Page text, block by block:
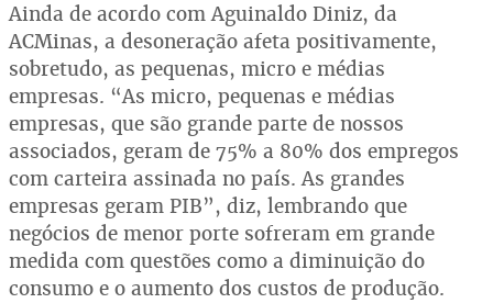
Ainda de acordo com Aguinaldo Diniz, da
ACMinas, a desoneração afeta positivamente,
sobretudo, as pequenas, micro e médias
empresas. “As micro, pequenas e médias
empresas, que são grande parte de nossos
associados, geram de 75% a 80% dos empregos
com carteira assinada no país. As grandes
empresas geram PIB”, diz, lembrando que
negócios de menor porte sofreram em grande
medida com questões como a diminuição do
consumo e o aumento dos custos de produção.